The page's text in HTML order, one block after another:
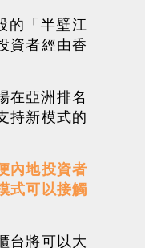
的「半壁江
資者經由香
在亞洲排名
持新模式的
內地投資者
式可以接觸
台將可以大